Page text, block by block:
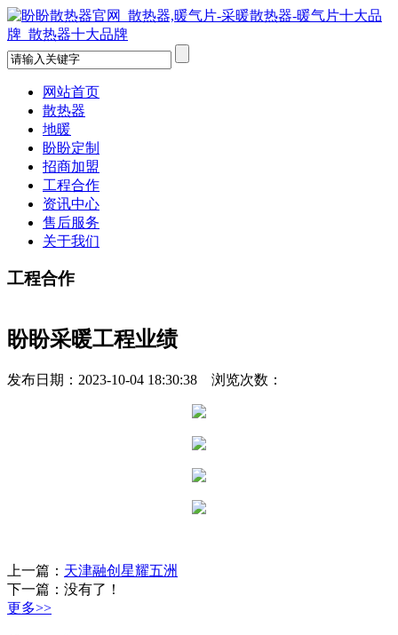
网站首页
散热器
地暖
盼盼定制
招商加盟
工程合作
资讯中心
售后服务
关于我们
工程合作
盼盼采暖工程业绩
发布日期：2023-10-04 18:30:38 浏览次数：
上一篇： 天津融创星耀五洲
下一篇：没有了！
更多>>